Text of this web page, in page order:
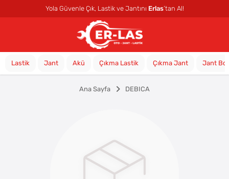
Yola Güvenle Çık, Lastik ve Jantını Erlas’tan Al!
Lastik Jant Akü Çıkma Lastik Çıkma Jant Jant
Ana Sayfa DEBICA